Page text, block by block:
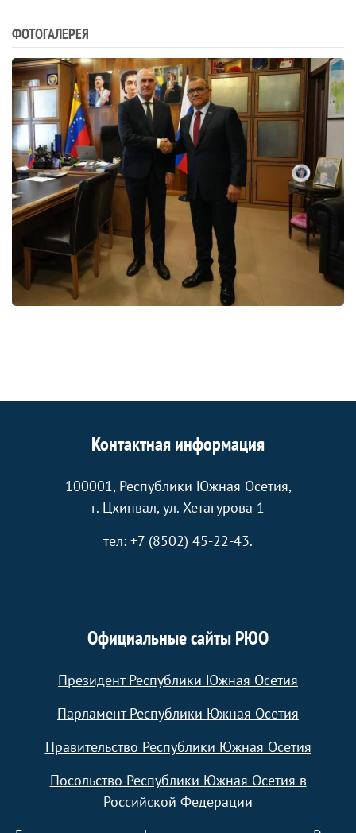
ФОТОГАЛЕРЕЯ
Контактная информация
100001, Республики Южная Осетия,
г. Цхинвал, ул. Хетагурова 1
тел: +7 (8502) 45-22-43.
Официальные сайты РЮО
Президент Республики Южная Осетия
Парламент Республики Южная Осетия
Правительство Республики Южная Осетия
Посольство Республики Южная Осетия в
Российской Федерации